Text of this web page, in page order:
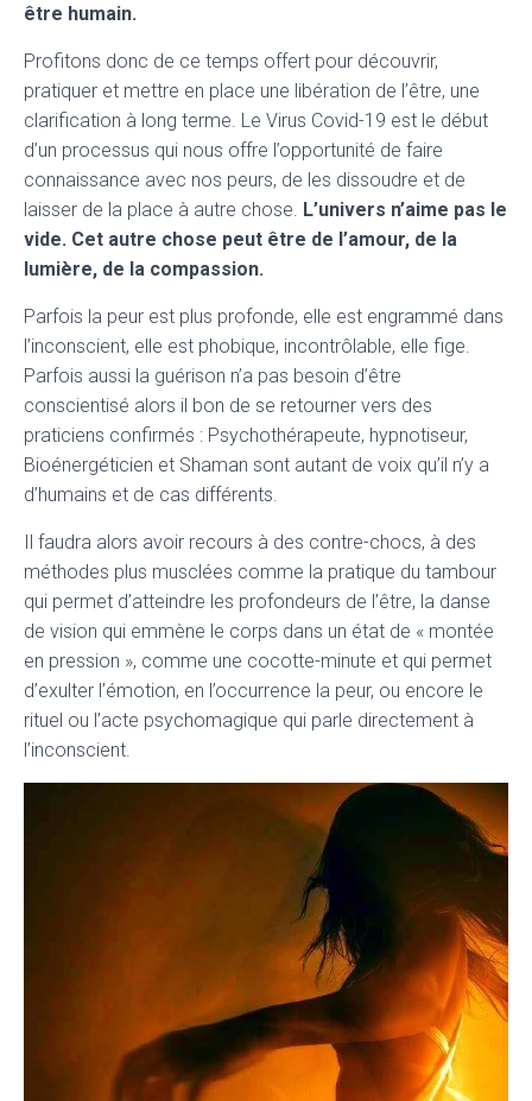
être humain.
Profitons donc de ce temps offert pour découvrir,
pratiquer et mettre en place une libération de l’être, une
clarification à long terme. Le Virus Covid-19 est le début
d’un processus qui nous offre l’opportunité de faire
connaissance avec nos peurs, de les dissoudre et de
laisser de la place à autre chose. L’univers n’aime pas le
vide. Cet autre chose peut être de l’amour, de la
lumière, de la compassion.
Parfois la peur est plus profonde, elle est engrammé dans
l’inconscient, elle est phobique, incontrôlable, elle fige.
Parfois aussi la guérison n’a pas besoin d’être
conscientisé alors il bon de se retourner vers des
praticiens confirmés : Psychothérapeute, hypnotiseur,
Bioénergéticien et Shaman sont autant de voix qu’il n’y a
d’humains et de cas différents.
Il faudra alors avoir recours à des contre-chocs, à des
méthodes plus musclées comme la pratique du tambour
qui permet d’atteindre les profondeurs de l’être, la danse
de vision qui emmène le corps dans un état de « montée
en pression », comme une cocotte-minute et qui permet
d’exulter l’émotion, en l’occurrence la peur, ou encore le
rituel ou l’acte psychomagique qui parle directement à
l’inconscient.